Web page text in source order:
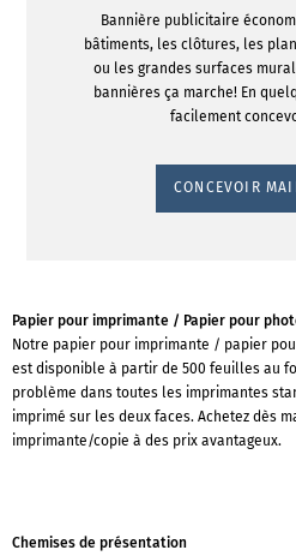
Bannière publicitaire
bâtiments, les clôtures, les
ou les grandes surfaces
bannières ça marche! En
facilement
CONCEVOIR
Papier pour imprimante / Papier pour
Notre papier pour imprimante / papier
est disponible à partir de 500 feuilles au
problème dans toutes les imprimantes
imprimé sur les deux faces. Achetez dès
imprimante/copie à des prix avantageux.
Chemises de présentation